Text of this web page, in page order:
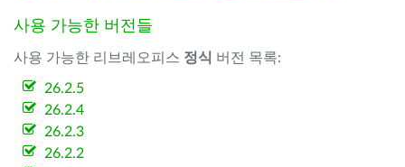
사용 가능한 버전들
사용 가능한 리브레오피스 정식 버전 목록:
26.2.5
26.2.4
26.2.3
26.2.2